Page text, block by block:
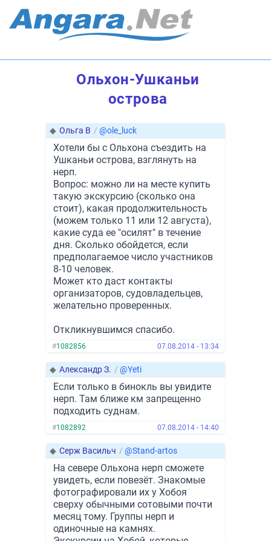
Ольхон-Ушканьи
острова
◆ Ольга В / @ole_luck
Хотели бы с Ольхона съездить на
Ушканьи острова, взглянуть на
нерп.
Вопрос: можно ли на месте купить
такую экскурсию (сколько она
стоит), какая продолжительность
(можем только 11 или 12 августа),
какие суда ее "осилят" в течение
дня. Сколько обойдется, если
предполагаемое число участников
8-10 человек.
Может кто даст контакты
организаторов, судовладельцев,
желательно проверенных.
Откликнувшимся спасибо.
#1082856 07.08.2014 - 13:34
◆ Александр З. / @Yeti
Если только в бинокль вы увидите
нерп. Там ближе км запрещенно
подходить суднам.
#1082892 07.08.2014 - 14:40
◆ Серж Васильч / @Stand-artos
На севере Ольхона нерп сможете
увидеть, если повезёт. Знакомые
фотографировали их у Хобоя
сверху обычными сотовыми почти
месяц тому. Группы нерп и
одиночные на камнях.